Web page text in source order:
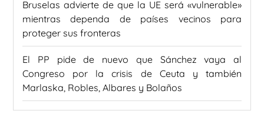
Bruselas advierte de que la UE será «vulnerable»
mientras dependa de países vecinos para
proteger sus fronteras
El PP pide de nuevo que Sánchez vaya al
Congreso por la crisis de Ceuta y también
Marlaska, Robles, Albares y Bolaños